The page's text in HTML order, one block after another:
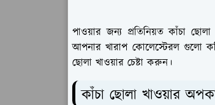
পাওয়ার জন্য প্রতিনিয়ত কাঁচা
আপনার খারাপ কোলেস্টেরল গুলো
ছোলা খাওয়ার চেষ্টা করুন।
কাঁচা ছোলা খাওয়ার